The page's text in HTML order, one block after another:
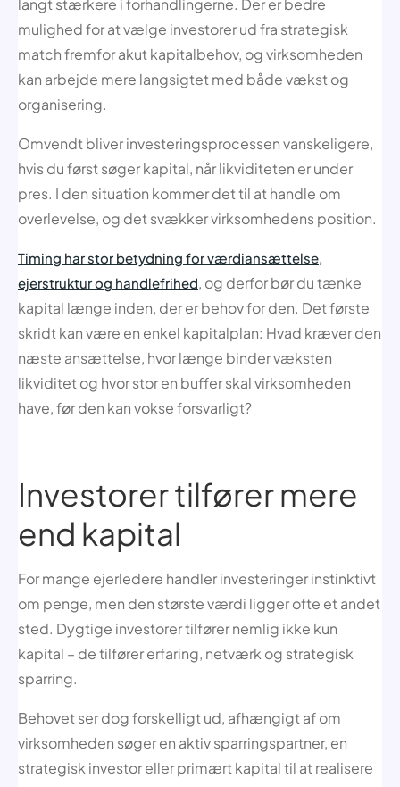
langt stærkere i forhandlingerne. Der er bedre
mulighed for at vælge investorer ud fra strategisk
match fremfor akut kapitalbehov, og virksomheden
kan arbejde mere langsigtet med både vækst og
organisering.
Omvendt bliver investeringsprocessen vanskeligere,
hvis du først søger kapital, når likviditeten er under
pres. I den situation kommer det til at handle om
overlevelse, og det svækker virksomhedens position.
Timing har stor betydning for værdiansættelse,
ejerstruktur og handlefrihed, og derfor bør du tænke
kapital længe inden, der er behov for den. Det første
skridt kan være en enkel kapitalplan: Hvad kræver den
næste ansættelse, hvor længe binder væksten
likviditet og hvor stor en buffer skal virksomheden
have, før den kan vokse forsvarligt?
Investorer tilfører mere
end kapital
For mange ejerledere handler investeringer instinktivt
om penge, men den største værdi ligger ofte et andet
sted. Dygtige investorer tilfører nemlig ikke kun
kapital – de tilfører erfaring, netværk og strategisk
sparring.
Behovet ser dog forskelligt ud, afhængigt af om
virksomheden søger en aktiv sparringspartner, en
strategisk investor eller primært kapital til at realisere